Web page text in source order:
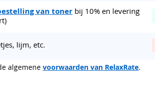
van toner bij 10% en levering
lijm, etc.
algemene voorwaarden van RelaxRate.